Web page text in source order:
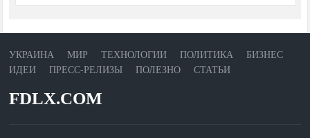
УКРАИНА МИР ТЕХНОЛОГИИ ПОЛИТИКА
БИЗНЕС
ИДЕИ
ПРЕСС-РЕЛИЗЫ ПОЛЕЗНО СТАТЬИ
FDLX.COM